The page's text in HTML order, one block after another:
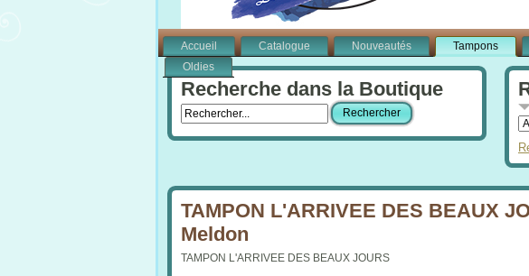
Accueil Catalogue Nouveautés Tampons
Oldies
Recherche dans la Boutique
TAMPON L'ARRIVEE DES BEAUX
Meldon
TAMPON L'ARRIVEE DES BEAUX JOURS